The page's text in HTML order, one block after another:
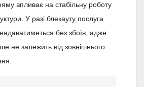
впливає на стабільну роботу
У разі блекауту послуга
без збоїв, адже
не залежить від зовнішнього